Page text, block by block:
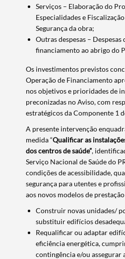
Categorias gerais
Filtros
Serviços – Elaboração do
Especialidades e
Segurança da obra;
Outras despesas –
financiamento ao abrigo do
Os investimentos previstos
Operação de Financiamento
nos objetivos e prioridades de
preconizadas no Aviso, com
estratégicos da Componente 1
A presente intervenção
medida “Qualificar as
dos centros de saúde”,
Serviço Nacional de Saúde do
condições de acessibilidade,
segurança para utentes e
aos novos modelos de
Construir novas unidades/
substituir edifícios
Requalificar ou adaptar
eficiência energética,
contingência e/ou assegurar